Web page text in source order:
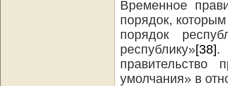
Временное
порядок,
порядок
республику»[38].
правительство
умолчания» в